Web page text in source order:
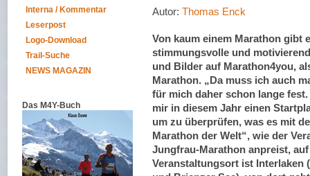
Interna / Kommentar
Leserpost
Logo-Download
Trail-Suche
NEWS MAGAZIN
Das M4Y-Buch
Autor: Thomas Enck
Von kaum einem Marathon gibt
stimmungsvolle und
und Bilder auf Marathon4you,
Marathon. „Da muss ich auch
für mich daher schon lange
mir in diesem Jahr einen
um zu überprüfen, was es mit
Marathon der Welt“, wie der
Jungfrau-Marathon anpreist,
Veranstaltungsort ist Interlaken